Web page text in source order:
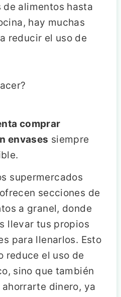
de alimentos hasta
hay muchas
reducir el uso de
comprar
envases siempre
supermercados
secciones de
a granel, donde
llevar tus propios
para llenarlos. Esto
reduce el uso de
sino que también
ahorrarte dinero, ya